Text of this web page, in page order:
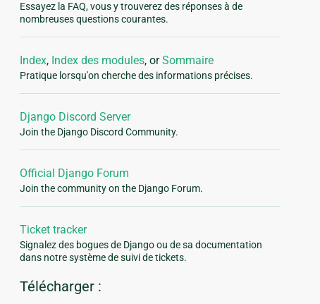
Essayez la FAQ, vous y trouverez des réponses à de
nombreuses questions courantes.
Index, Index des modules, orSommaire
Pratique lorsqu'on cherche des informations précises.
Django Discord Server
Join the Django Discord Community.
Official Django Forum
Join the community on the Django Forum.
Ticket tracker
Signalez des bogues de Django ou de sa documentation
dans notre système de suivi de tickets.
Télécharger :